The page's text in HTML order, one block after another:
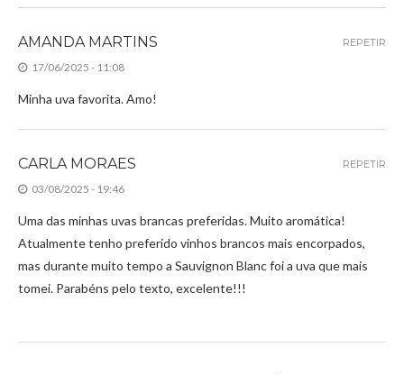
AMANDA MARTINS
17/06/2025 - 11:08
Minha uva favorita. Amo!
REPETIR
CARLA MORAES
03/08/2025 - 19:46
Uma das minhas uvas brancas preferidas. Muito aromática!
Atualmente tenho preferido vinhos brancos mais encorpados,
mas durante muito tempo a Sauvignon Blanc foi a uva que mais
tomei. Parabéns pelo texto, excelente!!!
REPETIR